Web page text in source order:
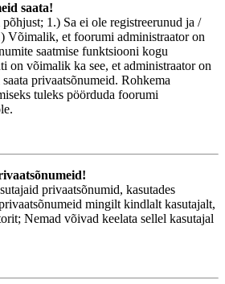
saata!
1.) Sa ei ole registreerunud ja /
Võimalik, et foorumi administraator on
saatmise funktsiooni kogu
on võimalik ka see, et administraator on
privaatsõnumeid. Rohkema
tuleks pöörduda foorumi
privaatsõnumid, kasutades
mingilt kindlalt kasutajalt,
Nemad võivad keelata sellel kasutajal